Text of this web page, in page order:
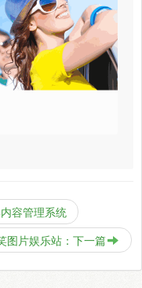
容管理系统
图片娱乐站：下一篇